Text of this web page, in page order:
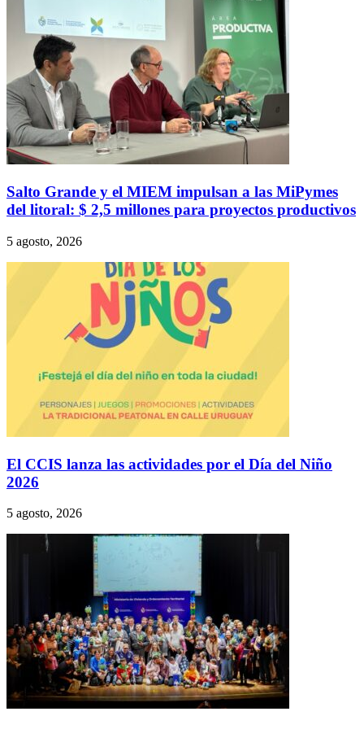
Salto Grande y el MIEM impulsan a las MiPymes
del litoral: $ 2,5 millones para proyectos productivos
5 agosto, 2026
El CCIS lanza las actividades por el Día del Niño
2026
5 agosto, 2026